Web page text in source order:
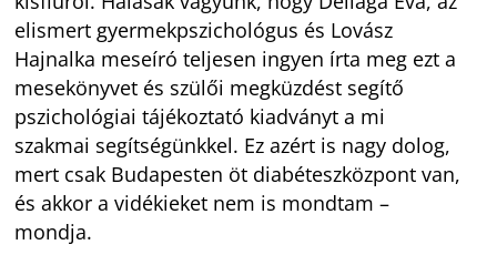
elismert gyermekpszichológus és Lovász
Hajnalka meseíró teljesen ingyen írta meg ezt a
mesekönyvet és szülői megküzdést segítő
pszichológiai tájékoztató kiadványt a mi
szakmai segítségünkkel. Ez azért is nagy dolog,
mert csak Budapesten öt diabéteszközpont van,
és akkor a vidékieket nem is mondtam –
mondja.